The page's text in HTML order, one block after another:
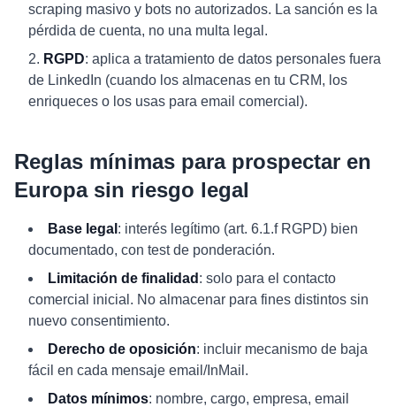
scraping masivo y bots no autorizados. La sanción es la
pérdida de cuenta, no una multa legal.
RGPD: aplica a tratamiento de datos personales fuera
de LinkedIn (cuando los almacenas en tu CRM, los
enriqueces o los usas para email comercial).
Reglas mínimas para prospectar en
Europa sin riesgo legal
Base legal : interés legítimo (art. 6.1.f RGPD) bien
documentado, con test de ponderación.
Limitación de finalidad : solo para el contacto
comercial inicial. No almacenar para fines distintos sin
nuevo consentimiento.
Derecho de oposición: incluir mecanismo de baja
fácil en cada mensaje email/InMail.
Datos mínimos: nombre, cargo, empresa, email